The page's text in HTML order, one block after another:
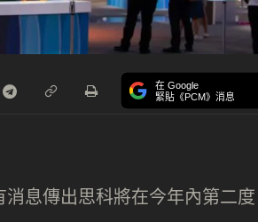
在 Google
緊貼《PCM》消息
息傳出思科將在今年內第二度